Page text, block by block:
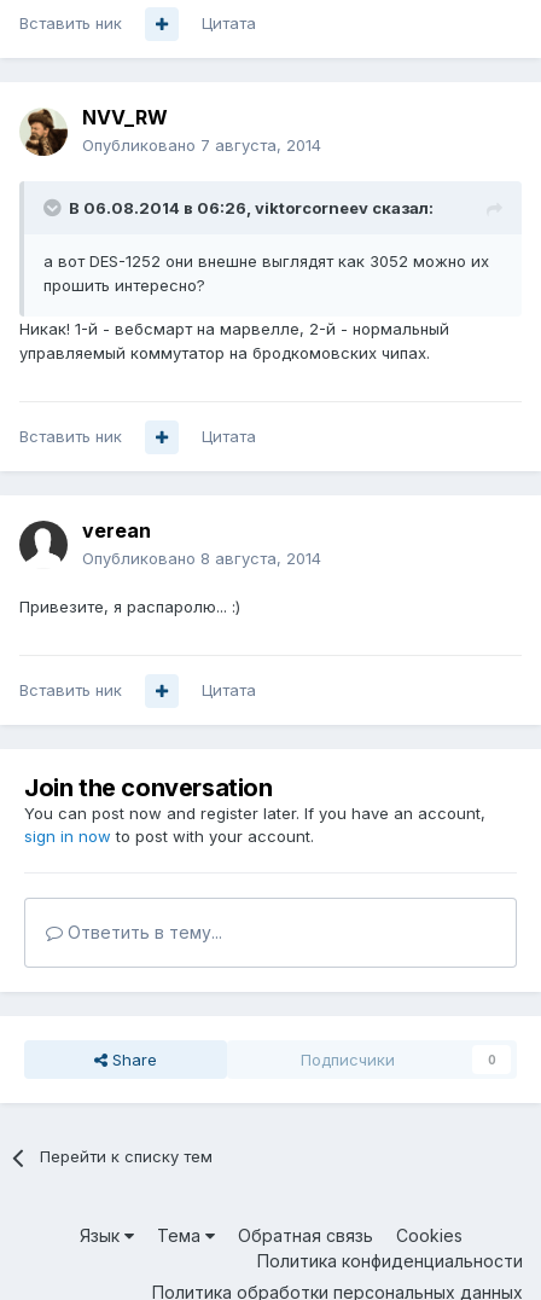
Вставить ник Цитата
NVV_RW
Опубликовано 7 августа, 2014
В 06.08.2014 в 06:26, viktorcorneev сказал:
а вот DES-1252 они внешне выглядят как 3052 можно их
прошить интересно?
Никак! 1-й - вебсмарт на марвелле, 2-й - нормальный
управляемый коммутатор на бродкомовских чипах.
Вставить ник Цитата
verean
Опубликовано 8 августа, 2014
Привезите, я распаролю... :)
Вставить ник Цитата
Join the conversation
You can post now and register later. If you have an account,
sign in now to post with your account.
Ответить в тему...
Share Подписчики 0
Перейти к списку тем
Язык Тема Обратная связь
Cookies
Политика конфиденциальности
Политика обработки персональных данных